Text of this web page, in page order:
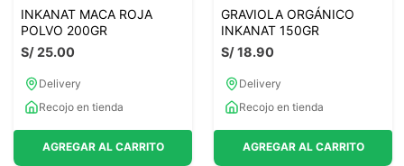
INKANAT MACA ROJA
POLVO 200GR
S/25.00
Delivery
Recojo en tienda
AGREGAR AL CARRITO
GRAVIOLA ORGÁNICO
INKANAT 150GR
S/18.90
Delivery
Recojo en tienda
AGREGAR AL CARRITO